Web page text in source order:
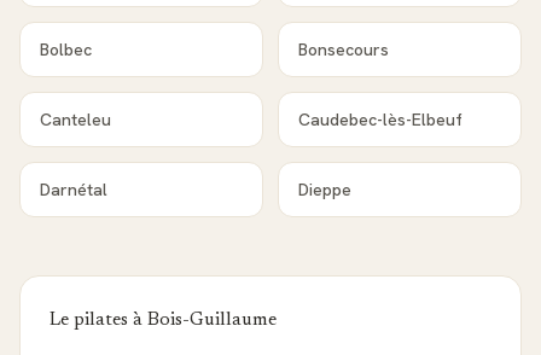
Bolbec Bonsecours
Canteleu Caudebec-lès-Elbeuf
Darnétal Dieppe
Le pilates à Bois-Guillaume